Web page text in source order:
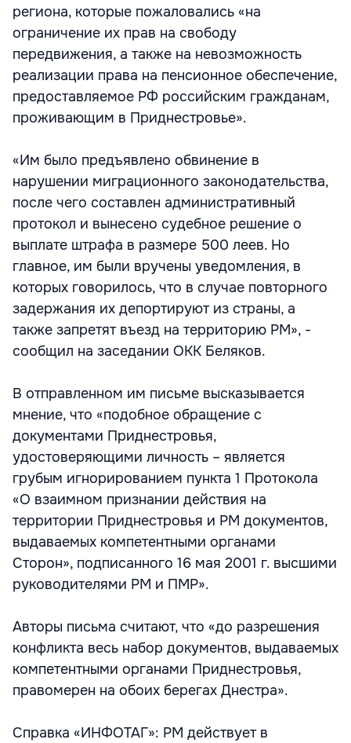
региона, которые пожаловались «на
ограничение их прав на свободу
передвижения, а также на невозможность
реализации права на пенсионное обеспечение,
предоставляемое РФ российским гражданам,
проживающим в Приднестровье».
«Им было предъявлено обвинение в
нарушении миграционного законодательства,
после чего составлен административный
протокол и вынесено судебное решение о
выплате штрафа в размере 500 леев. Но
главное, им были вручены уведомления, в
которых говорилось, что в случае повторного
задержания их депортируют из страны, а
также запретят въезд на территорию РМ», -
сообщил на заседании ОКК Беляков.
В отправленном им письме высказывается
мнение, что «подобное обращение с
документами Приднестровья,
удостоверяющими личность – является
грубым игнорированием пункта 1 Протокола
«О взаимном признании действия на
территории Приднестровья и РМ документов,
выдаваемых компетентными органами
Сторон», подписанного 16 мая 2001 г. высшими
руководителями РМ и ПМР».
Авторы письма считают, что «до разрешения
конфликта весь набор документов, выдаваемых
компетентными органами Приднестровья,
правомерен на обоих берегах Днестра».
Справка «ИНФОТАГ»: РМ действует в